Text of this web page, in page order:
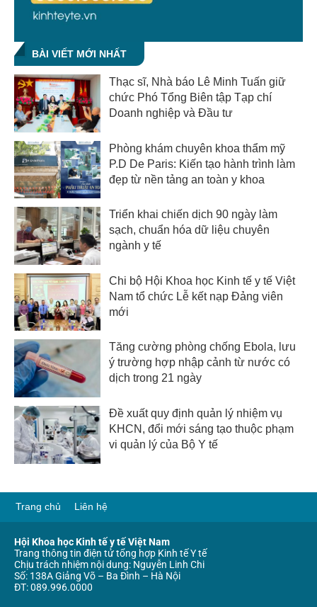
BÀI VIẾT MỚI NHẤT
Thạc sĩ, Nhà báo Lê Minh Tuấn giữ
chức Phó Tổng Biên tập Tạp chí
Doanh nghiệp và Đầu tư
Phòng khám chuyên khoa thẩm mỹ
P.D De Paris: Kiến tạo hành trình làm
đẹp từ nền tảng an toàn y khoa
Triển khai chiến dịch 90 ngày làm
sạch, chuẩn hóa dữ liệu chuyên
ngành y tế
Chi bộ Hội Khoa học Kinh tế y tế Việt
Nam tổ chức Lễ kết nạp Đảng viên
mới
Tăng cường phòng chống Ebola, lưu
ý trường hợp nhập cảnh từ nước có
dịch trong 21 ngày
Đề xuất quy định quản lý nhiệm vụ
KHCN, đổi mới sáng tạo thuộc phạm
vi quản lý của Bộ Y tế
Trang chủ Liên hệ
Hội Khoa học Kinh tế y tế Việt Nam
Trang thông tin điện tử tổng hợp Kinh tế Y tế
Chịu trách nhiệm nội dung: Nguyễn Linh Chi
Số: 138A Giảng Võ – Ba Đình – Hà Nội
ĐT: 089.996.0000